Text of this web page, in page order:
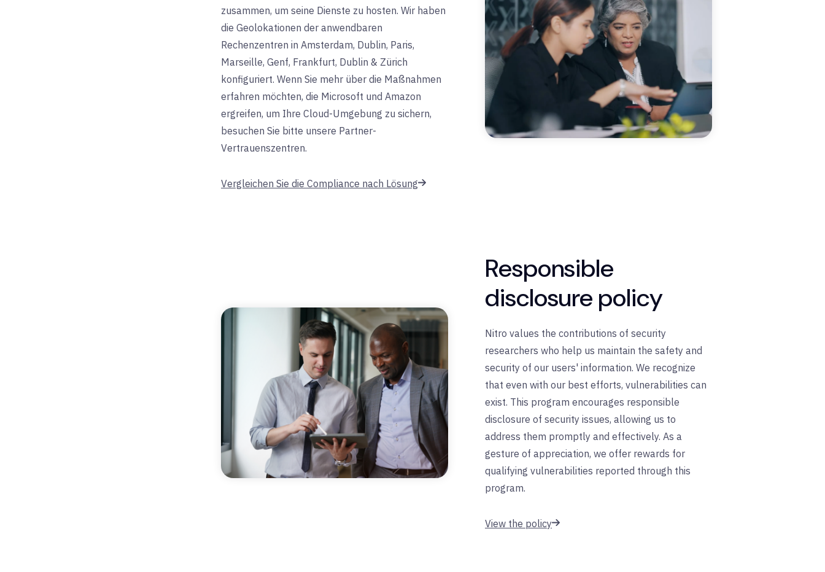
zusammen, um seine Dienste zu hosten. Wir haben
die Geolokationen der anwendbaren
Rechenzentren in Amsterdam, Dublin, Paris,
Marseille, Genf, Frankfurt, Dublin & Zürich
konfiguriert. Wenn Sie mehr über die Maßnahmen
erfahren möchten, die Microsoft und Amazon
ergreifen, um Ihre Cloud-Umgebung zu sichern,
besuchen Sie bitte unsere Partner-
Vertrauenszentren.
Vergleichen Sie die Compliance nach Lösung
Responsible
disclosure policy
Nitro values the contributions of security
researchers who help us maintain the safety and
security of our users' information. We recognize
that even with our best efforts, vulnerabilities can
exist. This program encourages responsible
disclosure of security issues, allowing us to
address them promptly and effectively. As a
gesture of appreciation, we offer rewards for
qualifying vulnerabilities reported through this
program.
View the policy